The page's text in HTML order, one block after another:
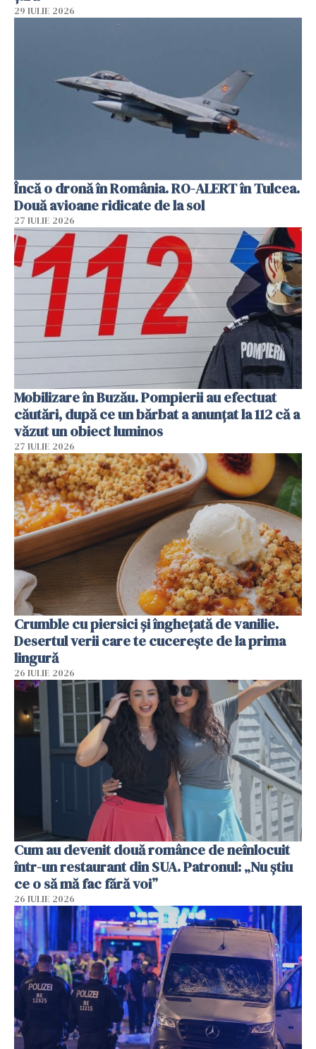
29 IULIE 2026
Încă o dronă în România. RO-ALERT în Tulcea.
Două avioane ridicate de la sol
27 IULIE 2026
Mobilizare în Buzău. Pompierii au efectuat
căutări, după ce un bărbat a anunțat la 112 că a
văzut un obiect luminos
27 IULIE 2026
Crumble cu piersici și înghețată de vanilie.
Desertul verii care te cucerește de la prima
lingură
26 IULIE 2026
Cum au devenit două românce de neînlocuit
într-un restaurant din SUA. Patronul: „Nu știu
ce o să mă fac fără voi”
26 IULIE 2026